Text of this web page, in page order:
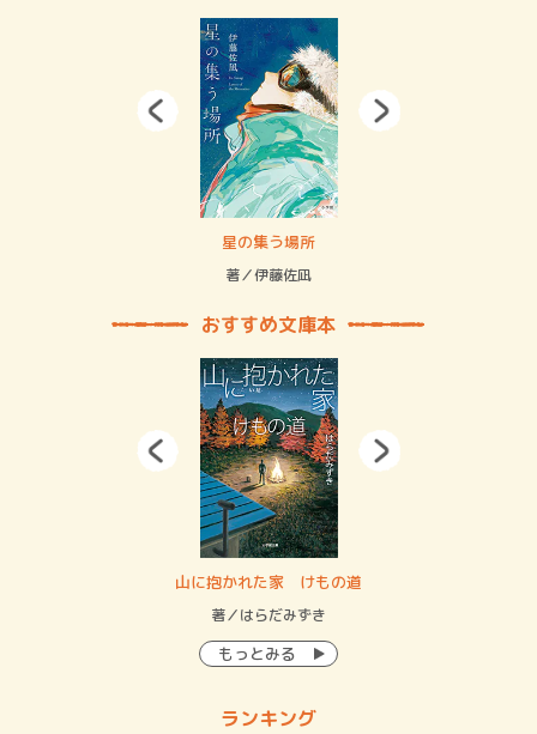
星の集う場所
著／伊藤佐凪
おすすめ文庫本
山に抱かれた家 けもの道
著／はらだみずき
もっとみる
ランキング